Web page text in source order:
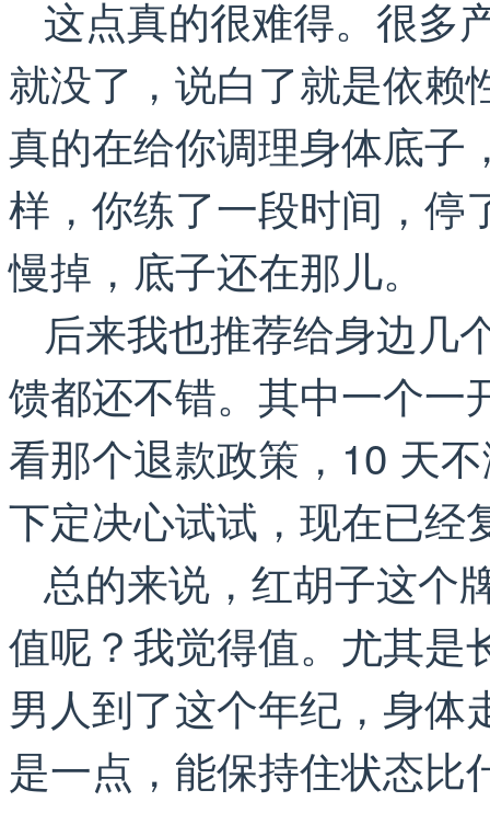
这点真的很难得。很多
就没了，说白了就是依赖
真的在给你调理身体底子
样，你练了一段时间，停
慢掉，底子还在那儿。
后来我也推荐给身边几
馈都还不错。其中一个一
看那个退款政策，10 天
下定决心试试，现在已经
总的来说，红胡子这个
值呢？我觉得值。尤其是
男人到了这个年纪，身
是一点，能保持住状态比